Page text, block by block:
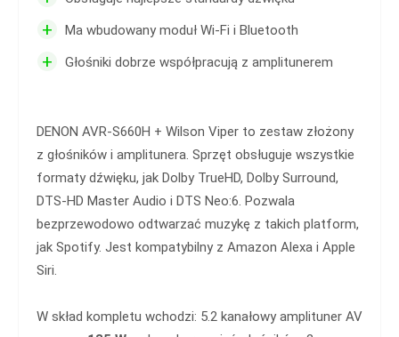
+ Ma wbudowany moduł Wi-Fi i Bluetooth
+ Głośniki dobrze współpracują z amplitunerem
DENON AVR-S660H + Wilson Viper to zestaw złożony
z głośników i amplitunera. Sprzęt obsługuje wszystkie
formaty dźwięku, jak Dolby TrueHD, Dolby Surround,
DTS-HD Master Audio i DTS Neo:6. Pozwala
bezprzewodowo odtwarzać muzykę z takich platform,
jak Spotify. Jest kompatybilny z Amazon Alexa i Apple
Siri.
W skład kompletu wchodzi: 5.2 kanałowy amplituner AV